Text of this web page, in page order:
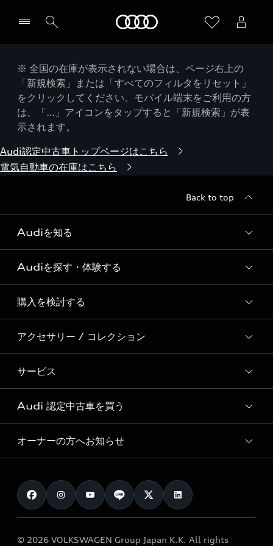
※ 全国の在庫が表示されない場合は、ページ右上の
「新規検索」または「すべてのフィルタをリセット」
をクリックしてください。モバイル端末をご利用の方
は、「…」アイコンをタップすると「新規検索」が表
示されます。
Audi認定中古車トップページはこちら
電気自動車の在庫はこちら
Back to top
Audiを知る
Audi ブランド
Story of Progress
Audi Sport
Formula 1®
デジタルサービス
Audiを探す・体験する
ディーラー検索
新車在庫検索
試乗車・展示車検索
見積り依頼
試乗予約
購入を検討する
モデル一覧
特別仕様モデル / 限定モデル
e-tronラインアップ
価格シミュレーション
車両比較
カタログ一覧
アクセサリー / コレクション
純正アクセサリー
オンラインショップ
Audi collection
アウディナビアプリ
サービス
サービス入庫予約
サービスプログラム
メンテナンス
車検 / 定期点検
e-tronアフターサポート
Audi 認定中古車を買う
Audi認定中古車
クオリティ
保証
メンテナンス
オーナーの方へお知らせ
お知らせ
オーナー様向けキャンペーン
© 2026 VOLKSWAGEN Group Japan K.K. All rights